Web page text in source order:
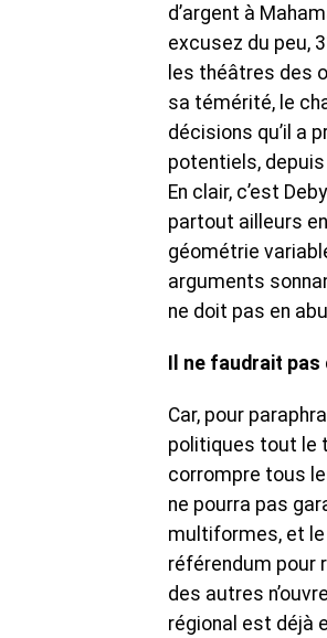
d’argent à
excusez du peu,
les théâtres des
sa témérité, le
décisions qu’il a
potentiels,
En clair, c’est
partout ailleurs
géométrie
arguments
ne doit pas en
Il ne faudrait
Car, pour
politiques tout le
corrompre tous
ne pourra pas
multiformes, et
référendum pour
des autres
régional est déjà